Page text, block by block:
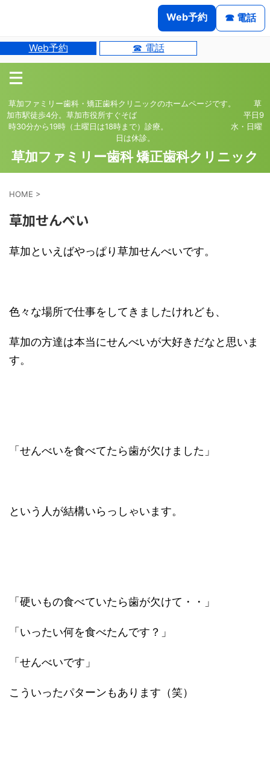
Web予約 ☎ 電話
Web予約 ☎ 電話
草加ファミリー歯科・矯正歯科クリニックのホームページです。 草
加市駅徒歩4分。草加市役所すぐそば 平日9
時30分から19時（土曜日は18時まで）診療。 水・日曜
日は休診。
草加ファミリー歯科 矯正歯科クリニック
HOME >
草加せんべい
草加といえばやっぱり草加せんべいです。
色々な場所で仕事をしてきましたけれども、
草加の方達は本当にせんべいが大好きだなと思いま
す。
「せんべいを食べてたら歯が欠けました」
という人が結構いらっしゃいます。
「硬いもの食べていたら歯が欠けて・・」
「いったい何を食べたんです？」
「せんべいです」
こういったパターンもあります（笑）